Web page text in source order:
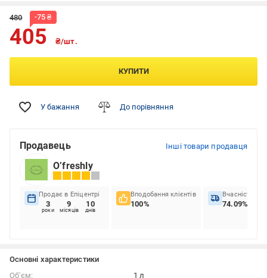
480 -75 ₴
405 ₴/шт.
КУПИТИ
У бажання До порівняння
Продавець Інші товари продавця
O’freshly
Продає в Епіцентрі
3
роки
9
місяців
10
днів
Вподобання клієнтів
100%
Вчасність
74.09%
Основні характеристики
Об'єм:
1 л